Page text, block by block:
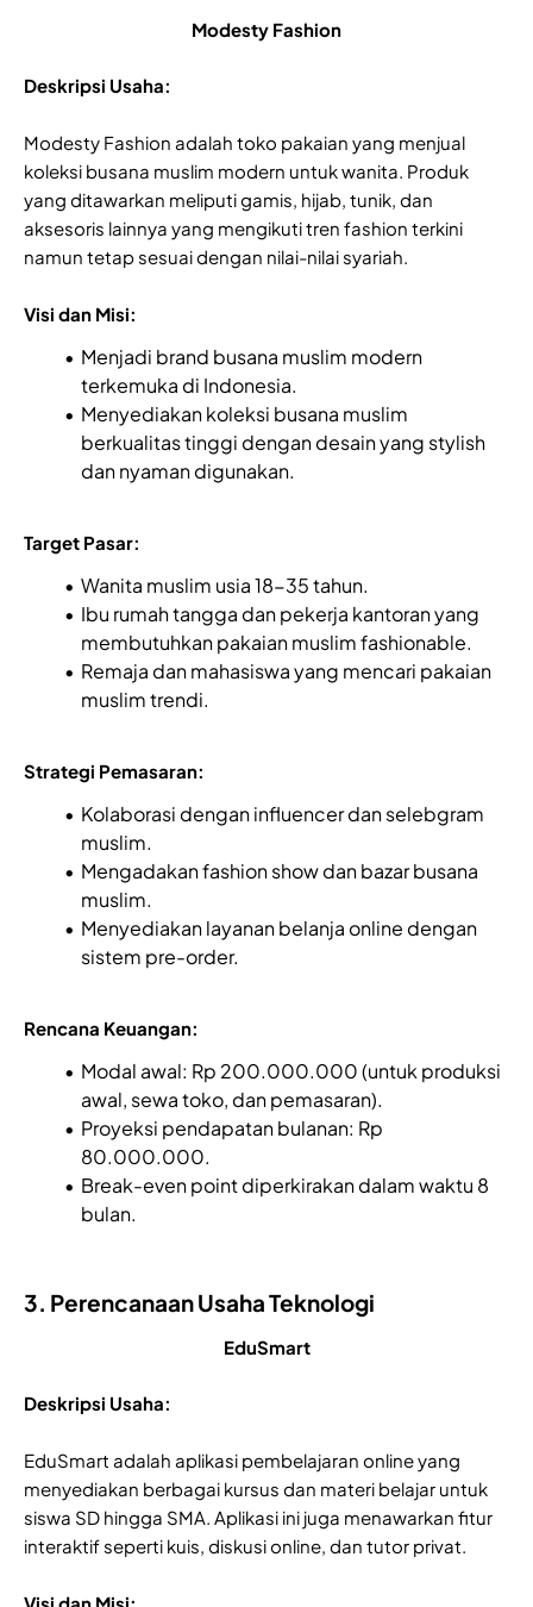
Modesty Fashion
Deskripsi Usaha:
Modesty Fashion adalah toko pakaian yang menjual
koleksi busana muslim modern untuk wanita. Produk
yang ditawarkan meliputi gamis, hijab, tunik, dan
aksesoris lainnya yang mengikuti tren fashion terkini
namun tetap sesuai dengan nilai-nilai syariah.
Visi dan Misi:
Menjadi brand busana muslim modern
terkemuka di Indonesia.
Menyediakan koleksi busana muslim
berkualitas tinggi dengan desain yang stylish
dan nyaman digunakan.
Target Pasar:
Wanita muslim usia 18-35 tahun.
Ibu rumah tangga dan pekerja kantoran yang
membutuhkan pakaian muslim fashionable.
Remaja dan mahasiswa yang mencari pakaian
muslim trendi.
Strategi Pemasaran:
Kolaborasi dengan influencer dan selebgram
muslim.
Mengadakan fashion show dan bazar busana
muslim.
Menyediakan layanan belanja online dengan
sistem pre-order.
Rencana Keuangan:
Modal awal: Rp 200.000.000 (untuk produksi
awal, sewa toko, dan pemasaran).
Proyeksi pendapatan bulanan: Rp
80.000.000.
Break-even point diperkirakan dalam waktu 8
bulan.
3. Perencanaan Usaha Teknologi
EduSmart
Deskripsi Usaha:
EduSmart adalah aplikasi pembelajaran online yang
menyediakan berbagai kursus dan materi belajar untuk
siswa SD hingga SMA. Aplikasi ini juga menawarkan fitur
interaktif seperti kuis, diskusi online, dan tutor privat.
Visi dan Misi: